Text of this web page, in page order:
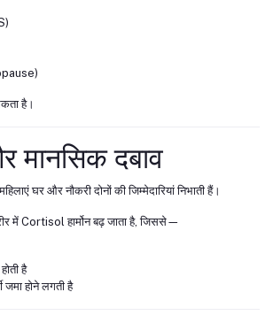
है।
मानसिक दबाव
घर और नौकरी दोनों की जिम्मेदारियां निभाती हैं।
में Cortisol हार्मोन बढ़ जाता है, जिससे—
है
होने लगती है